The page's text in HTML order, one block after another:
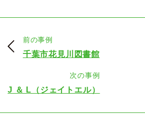
前の事例
千葉市花見川図書館
次の事例
J ＆ L（ジェイトエル）